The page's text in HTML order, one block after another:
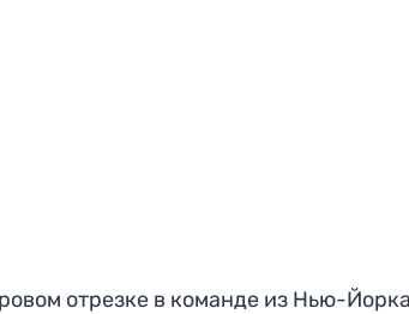
отрезке в команде из Нью-Йорка